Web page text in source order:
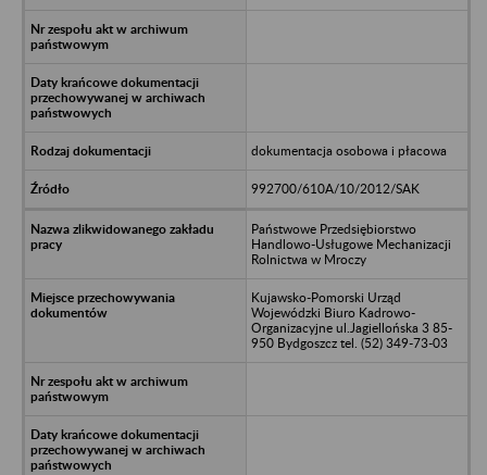
dokumentacja osobowa i płacowa
992700/610A/10/2012/SAK
Państwowe Przedsiębiorstwo
Handlowo-Usługowe Mechanizacji
Rolnictwa w Mroczy
Kujawsko-Pomorski Urząd
Wojewódzki Biuro Kadrowo-
Organizacyjne ul.Jagiellońska 3 85-
950 Bydgoszcz tel. (52) 349-73-03